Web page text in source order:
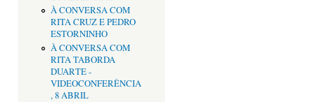
À CONVERSA COM
RITA CRUZ E PEDRO
ESTORNINHO
À CONVERSA COM
RITA TABORDA
DUARTE -
VIDEOCONFERÊNCIA
, 8 ABRIL